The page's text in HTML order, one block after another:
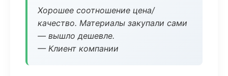
Хорошее соотношение цена/
качество. Материалы закупали сами
— вышло дешевле.
— Клиент компании